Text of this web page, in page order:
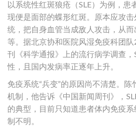
以系统性红斑狼疮（SLE）为例，患
现便是面部的蝶形红斑。原本应攻
统，把自身血管当成敌人攻击，从
等。据北京协和医院风湿免疫科团
刊《科学通报》上的流行病学调查，
性，且国内发病率正逐年上升。
免疫系统“兵变”的原因尚不清楚。陈
机制，他告诉《中国新闻周刊》，
的典型，目前只知道患者体内免疫
制不明。